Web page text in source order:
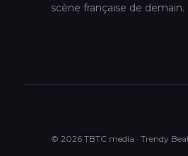
scène française de demain.
© 2026 TBTC media · Trendy